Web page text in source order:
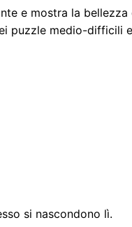
e mostra la
puzzle medio-difficili
si nascondono lì.